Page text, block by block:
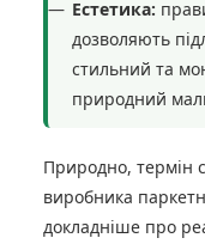
Естетика:
дозволяють
стильний та
природний
Природно, термін
виробника
докладніше про